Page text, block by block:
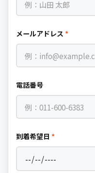
メールアドレス *
電話番号
到着希望日 *